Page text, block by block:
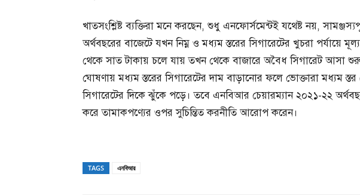
খাতসংশ্লিষ্ট ব্যক্তিরা মনে করছেন, শুধু এনফোর্সমেন্টই যথেষ্ট নয়,
অর্থবছরের বাজেটে যখন নিম্ন ও মধ্যম স্তরের সিগারেটের খুচরা পর্যায়ে
থেকে সাত টাকায় চলে যায় তখন থেকে বাজারে অবৈধ সিগারেট আসা
ঘোষণায় মধ্যম স্তরের সিগারেটের দাম বাড়ানোর ফলে ভোক্তারা মধ্যম
সিগারেটের দিকে ঝুঁকে পড়ে। তবে এনবিআর চেয়ারম্যান ২০২১-২২
করে তামাকপণ্যের ওপর সুচিন্তিত করনীতি আরোপ করেন।
TAGS এনবিআর